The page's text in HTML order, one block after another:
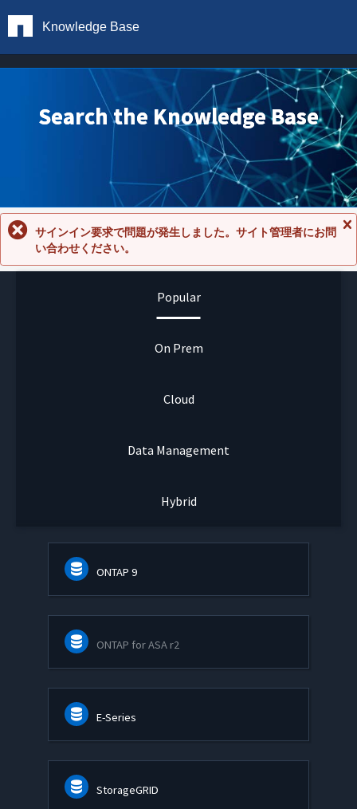
Knowledge Base
Search the Knowledge Base
セ
サインイン要求で問題が発生しました。サイト管理者にお問
い合わせください。
Popular
On Prem
Cloud
Data Management
Hybrid
ONTAP 9
ONTAP for ASA r2
E-Series
StorageGRID